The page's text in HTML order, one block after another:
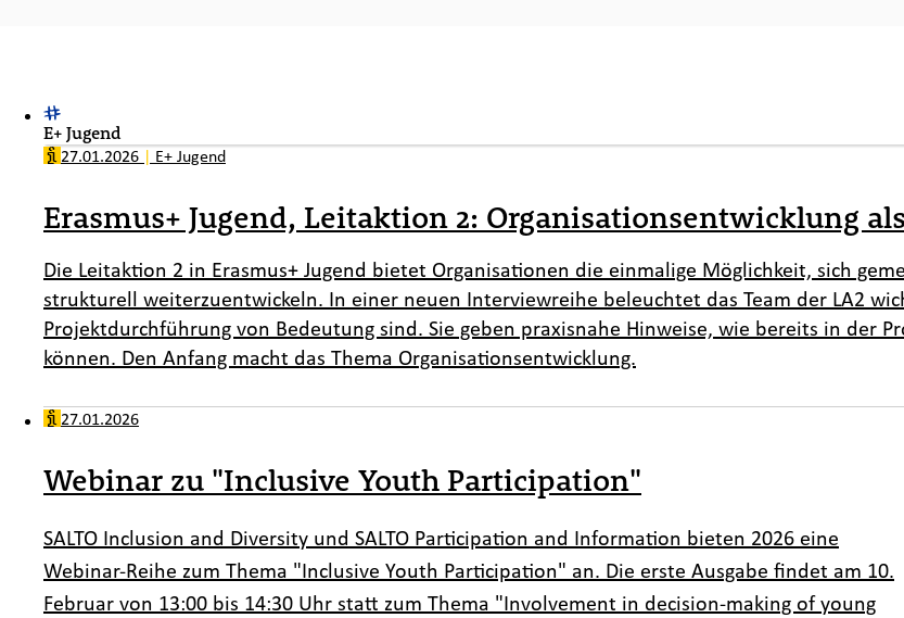
E+ Jugend
27.01.2026 | E+ Jugend
Erasmus+ Jugend, Leitaktion 2: Organisationsentwicklung
Die Leitaktion 2 in Erasmus+ Jugend bietet Organisationen die einmalige Möglichkeit, sich
strukturell weiterzuentwickeln. In einer neuen Interviewreihe beleuchtet das Team der LA2
Projektdurchführung von Bedeutung sind. Sie geben praxisnahe Hinweise, wie bereits in der
können. Den Anfang macht das Thema Organisationsentwicklung.
27.01.2026
Webinar zu "Inclusive Youth Participation"
SALTO Inclusion and Diversity und SALTO Participation and Information bieten 2026 eine
Webinar-Reihe zum Thema "Inclusive Youth Participation" an. Die erste Ausgabe findet am 10.
Februar von 13:00 bis 14:30 Uhr statt zum Thema "Involvement in decision-making of young